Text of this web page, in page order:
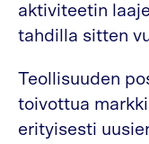
aktiviteetin
tahdilla sitten
Teollisuuden
toivottua
erityisesti